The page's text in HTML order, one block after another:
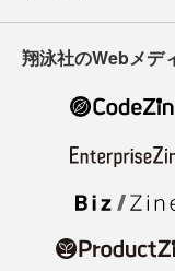
翔泳社のWebメデ